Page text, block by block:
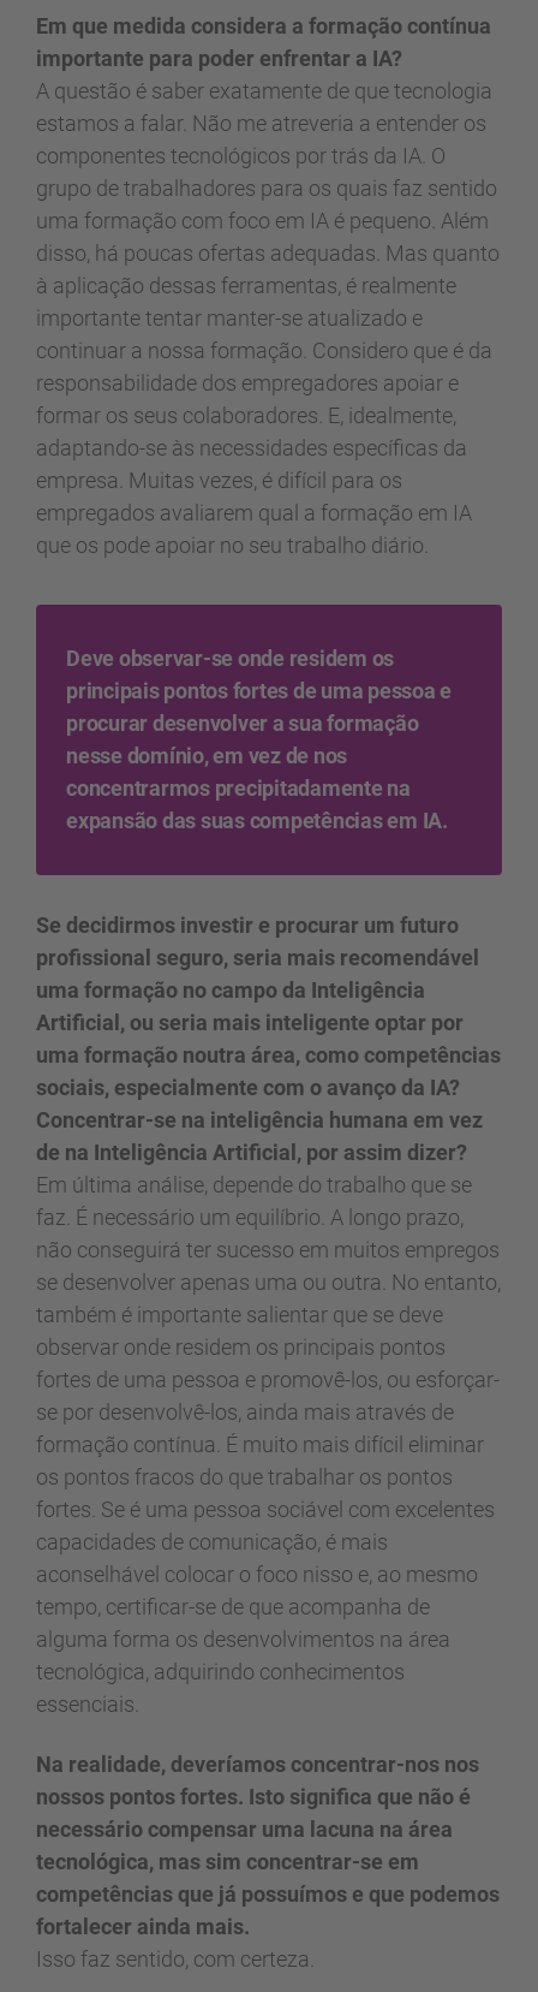
Em que medida considera a formação contínua
importante para poder enfrentar a IA?
A questão é saber exatamente de que tecnologia
estamos a falar. Não me atreveria a entender os
componentes tecnológicos por trás da IA. O
grupo de trabalhadores para os quais faz sentido
uma formação com foco em IA é pequeno. Além
disso, há poucas ofertas adequadas. Mas quanto
à aplicação dessas ferramentas, é realmente
importante tentar manter-se atualizado e
continuar a nossa formação. Considero que é da
responsabilidade dos empregadores apoiar e
formar os seus colaboradores. E, idealmente,
adaptando-se às necessidades específicas da
empresa. Muitas vezes, é difícil para os
empregados avaliarem qual a formação em IA
que os pode apoiar no seu trabalho diário.
Deve observar-se onde residem os
principais pontos fortes de uma pessoa e
procurar desenvolver a sua formação
nesse domínio, em vez de nos
concentrarmos precipitadamente na
expansão das suas competências em IA.
Se decidirmos investir e procurar um futuro
profissional seguro, seria mais recomendável
uma formação no campo da Inteligência
Artificial, ou seria mais inteligente optar por
uma formação noutra área, como competências
sociais, especialmente com o avanço da IA?
Concentrar-se na inteligência humana em vez
de na Inteligência Artificial, por assim dizer?
Em última análise, depende do trabalho que se
faz. É necessário um equilíbrio. A longo prazo,
não conseguirá ter sucesso em muitos empregos
se desenvolver apenas uma ou outra. No entanto,
também é importante salientar que se deve
observar onde residem os principais pontos
fortes de uma pessoa e promovê-los, ou esforçar-
se por desenvolvê-los, ainda mais através de
formação contínua. É muito mais difícil eliminar
os pontos fracos do que trabalhar os pontos
fortes. Se é uma pessoa sociável com excelentes
capacidades de comunicação, é mais
aconselhável colocar o foco nisso e, ao mesmo
tempo, certificar-se de que acompanha de
alguma forma os desenvolvimentos na área
tecnológica, adquirindo conhecimentos
essenciais.
Na realidade, deveríamos concentrar-nos nos
nossos pontos fortes. Isto significa que não é
necessário compensar uma lacuna na área
tecnológica, mas sim concentrar-se em
competências que já possuímos e que podemos
fortalecer ainda mais.
Isso faz sentido, com certeza.